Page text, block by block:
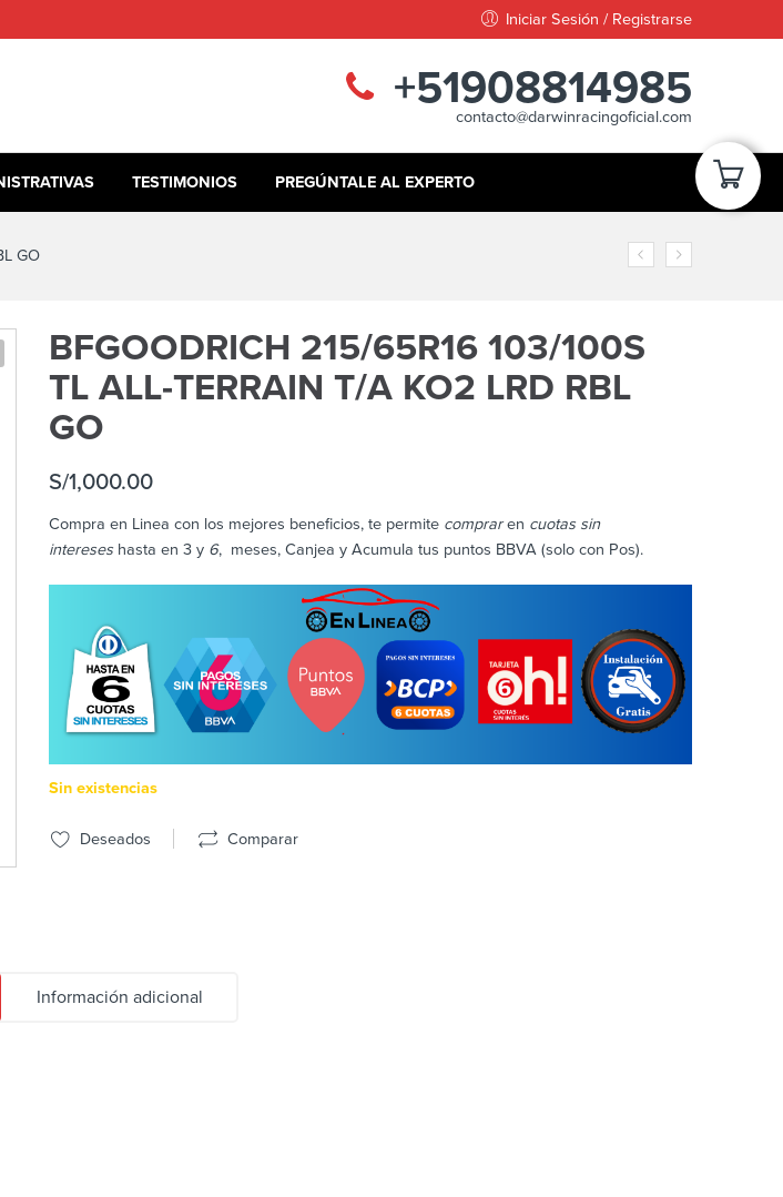
Iniciar Sesión / Registrarse
+51908814985
contacto@darwinracingoficial.com
TESTIMONIOS PREGÚNTALE AL EXPERTO
GO
BFGOODRICH 215/65R16 103/100S
TL ALL-TERRAIN T/A KO2 LRD RBL
GO
S/1,000.00
Compra en Linea con los mejores beneficios, te permite compraren cuotas sin
intereseshasta en 3 y 6, meses, Canjea y Acumula tus puntos BBVA (solo con Pos).
Sin existencias
Deseados Comparar
Información adicional